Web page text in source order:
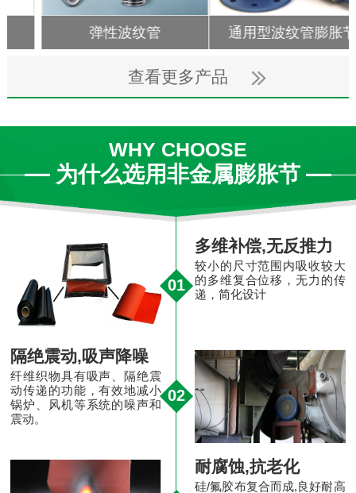
通用型波纹管膨胀节 风机专用硅胶布软连接
查看更多产品
WHY CHOOSE
为什么选用非金属膨胀节
01
多维补偿,无反推力
较小的尺寸范围内吸收较大
的多维复合位移，无力的传
递，简化设计
隔绝震动,吸声降噪
纤维织物具有吸声、隔绝震
动传递的功能，有效地减小
锅炉、风机等系统的噪声和
震动。
02
耐腐蚀,抗老化
硅/氟胶布复合而成,良好耐高